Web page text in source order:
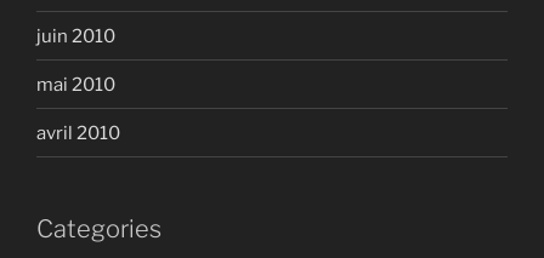
juin 2010
mai 2010
avril 2010
Categories